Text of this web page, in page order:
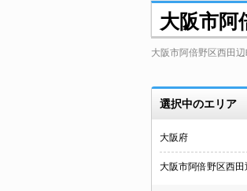
大阪市阿
大阪市阿倍野区西田
選択中のエリア
大阪府
大阪市阿倍野区西田